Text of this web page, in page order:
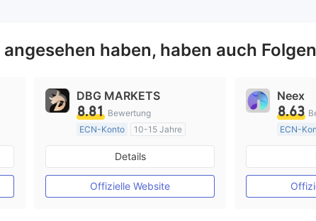
angesehen haben, haben auch
DBG MARKETS
8.81 Bewertung
ECN-Konto
10-15 Jahre
AustralienRegulierung
Market Making (MM)
MT4-Volllizenz
Details
Offizielle Website
Neex
8.63
ECN-
Market
MT4-